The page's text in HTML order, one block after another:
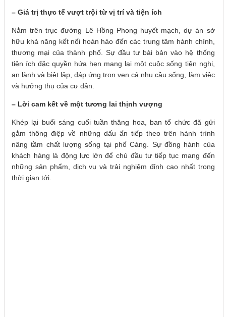
– Giá trị thực tế vượt trội từ vị trí và tiện ích
Nằm trên trục đường Lê Hồng Phong huyết mạch, dự án sở
hữu khả năng kết nối hoàn hảo đến các trung tâm hành chính,
thương mại của thành phố. Sự đầu tư bài bản vào hệ thống
tiện ích đặc quyền hứa hẹn mang lại một cuộc sống tiện nghi,
an lành và biệt lập, đáp ứng trọn vẹn cả nhu cầu sống, làm việc
và hưởng thụ của cư dân.
– Lời cam kết về một tương lai thịnh vượng
Khép lại buổi sáng cuối tuần thăng hoa, ban tổ chức đã gửi
gắm thông điệp về những dấu ấn tiếp theo trên hành trình
nâng tầm chất lượng sống tại phố Cảng. Sự đồng hành của
khách hàng là động lực lớn để chủ đầu tư tiếp tục mang đến
những sản phẩm, dịch vụ và trải nghiệm đỉnh cao nhất trong
thời gian tới.